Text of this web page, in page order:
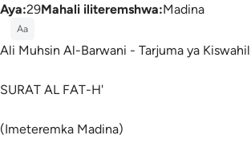
Aya:29Mahali iliteremshwa:Madina
Aa
Ali Muhsin Al-Barwani - Tarjuma ya
SURAT AL FAT-H'
(Imeteremka Madina)